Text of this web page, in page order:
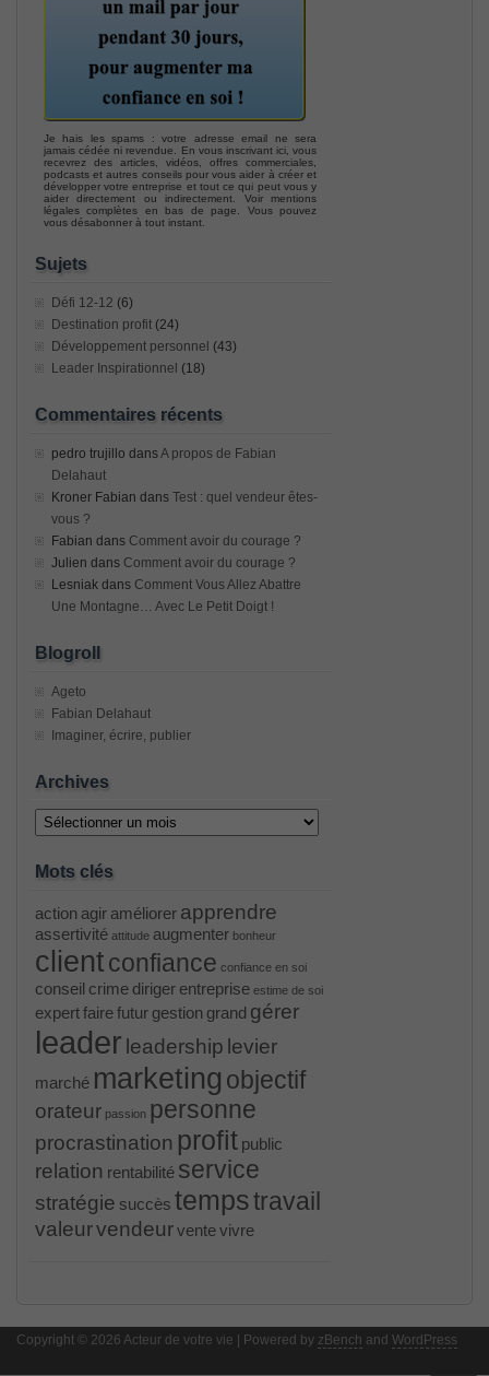
Je hais les spams : votre adresse email ne sera
jamais cédée ni revendue. En vous inscrivant ici, vous
recevrez des articles, vidéos, offres commerciales,
podcasts et autres conseils pour vous aider à créer et
développer votre entreprise et tout ce qui peut vous y
aider directement ou indirectement. Voir mentions
légales complètes en bas de page. Vous pouvez
vous désabonner à tout instant.
Sujets
Défi 12-12 (6)
Destination profit (24)
Développement personnel (43)
Leader Inspirationnel (18)
Commentaires récents
pedro trujillo dansA propos de Fabian
Delahaut
Kroner Fabian dans Test : quel vendeur êtes-
vous ?
Fabian dans Comment avoir du courage ?
Julien dans Comment avoir du courage ?
Lesniak dans Comment Vous Allez Abattre
Une Montagne… Avec Le Petit Doigt !
Blogroll
Ageto
Fabian Delahaut
Imaginer, écrire, publier
Archives
Archives
Mots clés
action agir améliorer apprendre
assertivité attitude augmenter bonheur
client confiance confiance en soi
conseil crime diriger entreprise estime de soi
expertfairefutur gestion grand gérer
leader leadership levier
marché marketing objectif
orateur passion personne
procrastination profit public
relation rentabilité service
stratégie succès tempstravail
valeurvendeurventevivre
001 practice, /GCFA, /MB6-702 dumps, /300-
070, /70-980 pdf, /070-685, / 070-243, /70-680 ,
Copyright © 2026 Acteur de votre vie | Powered by zBench and WordPress